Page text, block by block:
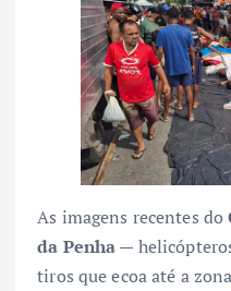
As imagens recentes do
da Penha—
tiros que ecoa até a